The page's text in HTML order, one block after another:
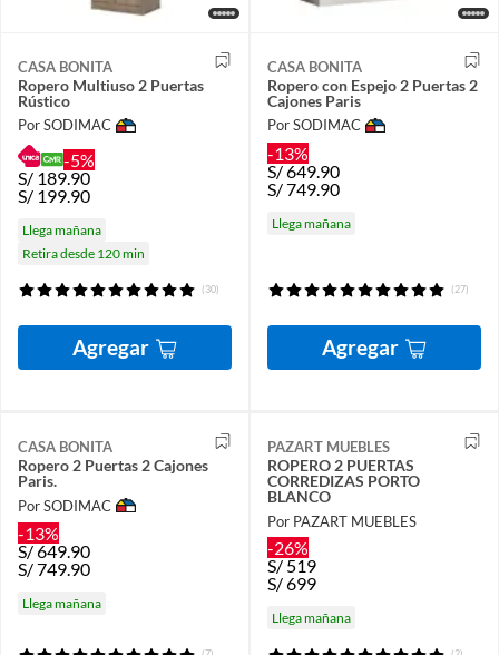
CASA BONITA
Ropero Multiuso 2 Puertas
Rústico
Por SODIMAC
-5%
S/ 189.90
S/ 199.90
Llega mañana
Retira desde 120 min
(30)
Agregar
CASA BONITA
Ropero con Espejo 2 Puertas 2
Cajones Paris
Por SODIMAC
-13%
S/649.90
S/749.90
Llega mañana
(27)
Agregar
CASA BONITA
Ropero 2 Puertas 2 Cajones
Paris.
Por SODIMAC
-13%
S/649.90
S/749.90
Llega mañana
PAZART MUEBLES
ROPERO 2 PUERTAS
CORREDIZAS PORTO
BLANCO
Por PAZART MUEBLES
-26%
S/519
S/699
Llega mañana